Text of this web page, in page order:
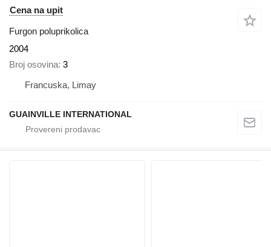
Cena na upit
Furgon poluprikolica
2004
Broj osovina 3
Francuska, Limay
GUAINVILLE INTERNATIONAL